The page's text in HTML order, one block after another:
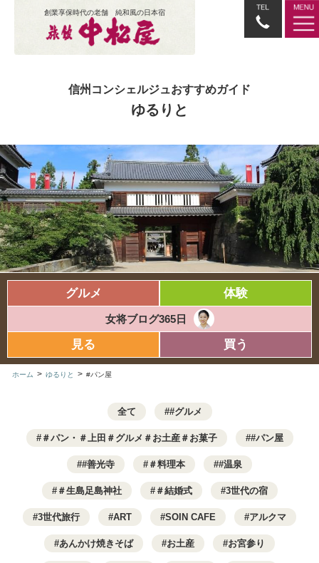
創業享保時代の老舗 純和風の日本宿
信州コンシェルジュおすすめガイド
ゆるりと
グルメ 体験
女将ブログ365日
見る 買う
ホーム > ゆるりと > #パン屋
全て #グルメ
＃パン・＃上田＃グルメ＃お土産＃お菓子 #パン屋
#善光寺 ＃料理本 #温泉
＃生島足島神社 ＃結婚式 3世代の宿
3世代旅行 ART SOIN CAFE アルクマ
あんかけ焼きそば お土産 お宮参り